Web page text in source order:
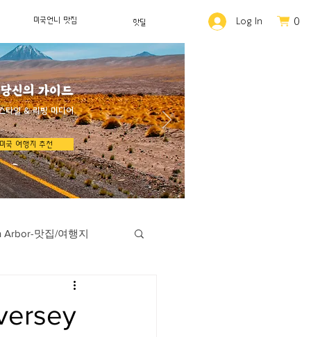
신의 가이드
타일 & 리빙 미디어
미국 여행지 추천
Arbor-맛집/여행지
Austin-맛집/여행지
미국언니 맛집 핫딜 Log In 0